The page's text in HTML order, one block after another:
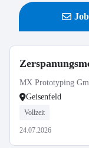
MX Prototyping
Geisenfeld
Vollzeit
24.07.2026